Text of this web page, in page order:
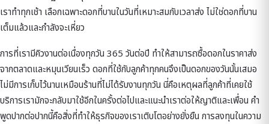
เราทำทุกเช้า เลือกเฉพาะดอกที่บานในวันที่เหมาะสมกับเวลาส่ง ไม่ใช่ดอกที่บาน
เต็มแล้วและกำลังจะเหี่ยว
การที่เรามีคิวงานต่อเนื่องทุกวัน 365 วันต่อปี ทำให้สามารถซื้อดอกในราคาส่ง
จากตลาดและหมุนเวียนเร็ว ดอกที่ใช้กับลูกค้าทุกคนจึงเป็นดอกของวันนั้นเสมอ
ไม่มีการเก็บไว้นานเหมือนร้านที่ไม่ได้รับงานทุกวัน นี่คือเหตุผลที่ลูกค้าที่เคยใช้
บริการเรามักจะกลับมาใช้อีกในครั้งต่อไปและแนะนำเราต่อให้ญาติและเพื่อน คำ
พูดปากต่อปากนี้คือสิ่งที่ทำให้ธุรกิจของเราเติบโตอย่างยั่งยืน การลงทุนในความ